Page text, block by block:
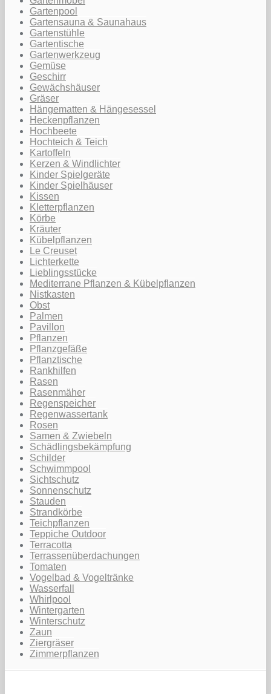
Gartenpool
Gartensauna & Saunahaus
Gartenstühle
Gartentische
Gartenwerkzeug
Gemüse
Geschirr
Gewächshäuser
Gräser
Hängematten & Hängesessel
Heckenpflanzen
Hochbeete
Hochteich & Teich
Kartoffeln
Kerzen & Windlichter
Kinder Spielgeräte
Kinder Spielhäuser
Kissen
Kletterpflanzen
Körbe
Kräuter
Kübelpflanzen
Le Creuset
Lichterkette
Lieblingsstücke
Mediterrane Pflanzen & Kübelpflanzen
Nistkasten
Obst
Palmen
Pavillon
Pflanzen
Pflanzgefäße
Pflanztische
Rankhilfen
Rasen
Rasenmäher
Regenspeicher
Regenwassertank
Rosen
Samen & Zwiebeln
Schädlingsbekämpfung
Schilder
Schwimmpool
Sichtschutz
Sonnenschutz
Stauden
Strandkörbe
Teichpflanzen
Teppiche Outdoor
Terracotta
Terrassenüberdachungen
Tomaten
Vogelbad & Vogeltränke
Wasserfall
Whirlpool
Wintergarten
Winterschutz
Zaun
Ziergräser
Zimmerpflanzen